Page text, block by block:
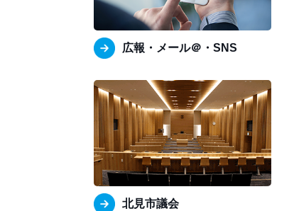
広報・メール＠・SNS
北見市議会